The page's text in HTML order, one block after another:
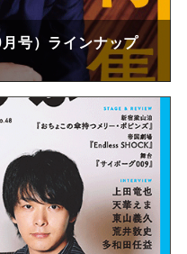
号）ラインナップ